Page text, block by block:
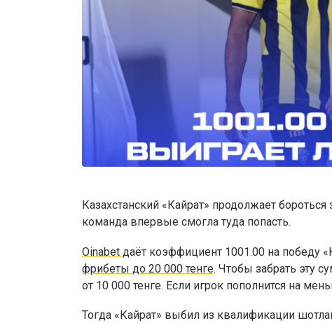
Казахстанский «Кайрат» продолжает
команда впервые смогла туда попасть.
Oinabet даёт коэффициент 1001.00 на победу
фрибеты до 20 000 тенге. Чтобы забрать эту
от 10 000 тенге. Если игрок пополнится на
Тогда «Кайрат» выбил из квалификации